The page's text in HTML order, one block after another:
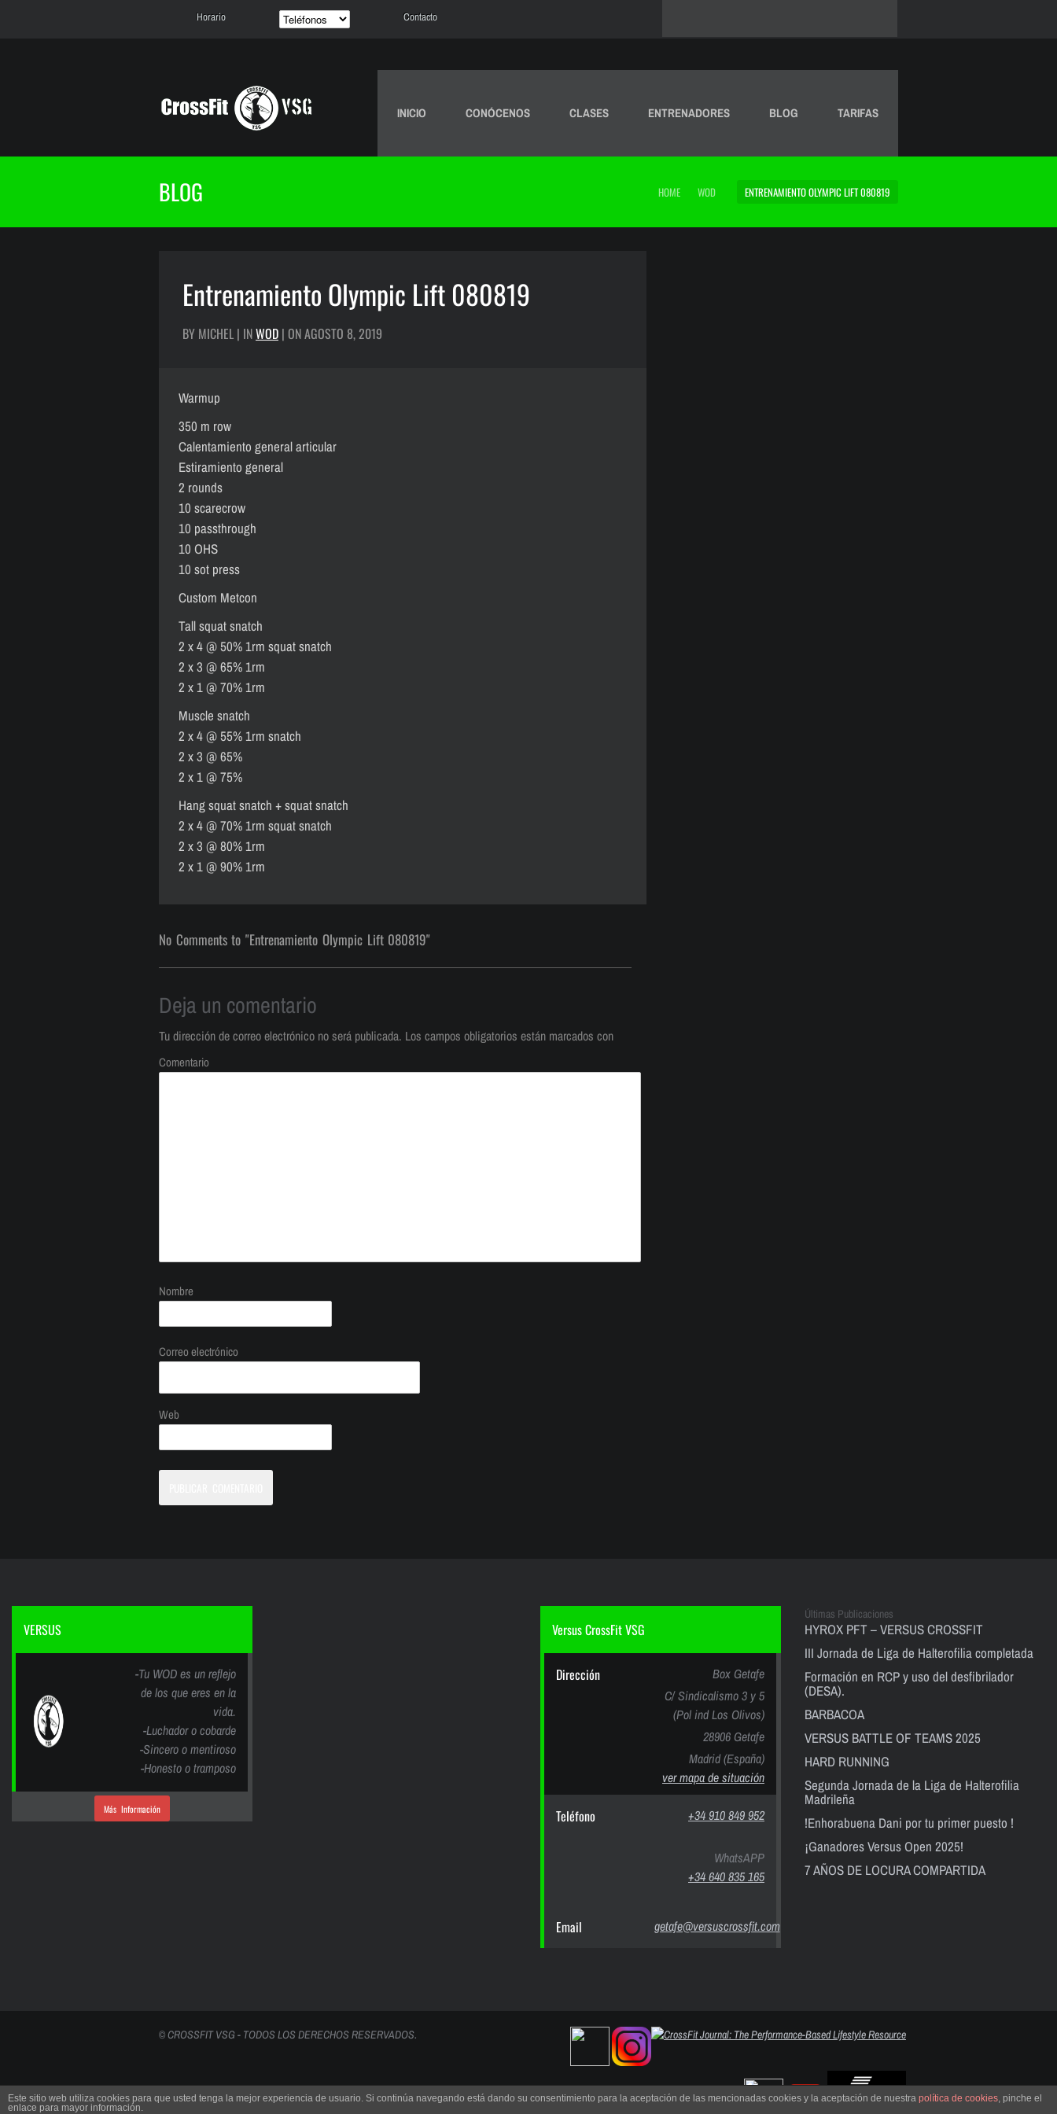
Horario Contacto
INICIO CONÓCENOS CLASES ENTRENADORES BLOG TARIFAS
BLOG HOME WOD ENTRENAMIENTO OLYMPIC LIFT 080819
Entrenamiento Olympic Lift 080819
BY MICHEL | INWOD | ON AGOSTO 8, 2019
Warmup
350 m row
Calentamiento general articular
Estiramiento general
2 rounds
10 scarecrow
10 passthrough
10 OHS
10 sot press
Custom Metcon
Tall squat snatch
2 x 4 @ 50% 1rm squat snatch
2 x 3 @ 65% 1rm
2 x 1 @ 70% 1rm
Muscle snatch
2 x 4 @ 55% 1rm snatch
2 x 3 @ 65%
2 x 1 @ 75%
Hang squat snatch + squat snatch
2 x 4 @ 70% 1rm squat snatch
2 x 3 @ 80% 1rm
2 x 1 @ 90% 1rm
No Comments to "Entrenamiento Olympic Lift 080819"
Deja un comentario
Tu dirección de correo electrónico no será publicada. Los campos obligatorios están marcados con
Comentario
Nombre
Correo electrónico
Web
VERSUS
-Tu WOD es un reflejo
de los que eres en la
vida.
-Luchador o cobarde
-Sincero o mentiroso
-Honesto o tramposo
Más Información
Versus CrossFit VSG
Dirección
Box Getafe
C/ Sindicalismo 3 y 5
(Pol ind Los Olivos)
28906 Getafe
Madrid (España)
ver mapa de situación
Teléfono +34 910 849 952
WhatsAPP
+34 640 835 165
Email getafe@versuscrossfit.com
Últimas Publicaciones
HYROX PFT – VERSUS CROSSFIT
III Jornada de Liga de Halterofilia completada
Formación en RCP y uso del desfibrilador
(DESA).
BARBACOA
VERSUS BATTLE OF TEAMS 2025
HARD RUNNING
Segunda Jornada de la Liga de Halterofilia
Madrileña
!Enhorabuena Dani por tu primer puesto !
¡Ganadores Versus Open 2025!
7 AÑOS DE LOCURA COMPARTIDA
© CROSSFIT VSG - TODOS LOS DERECHOS RESERVADOS.
Este sitio web utiliza cookies para que usted tenga la mejor experiencia de usuario. Si continúa navegando está dando su consentimiento para la aceptación de las mencionadas cookies y la aceptación de nuestra política de cookies, pinche el
enlace para mayor información.